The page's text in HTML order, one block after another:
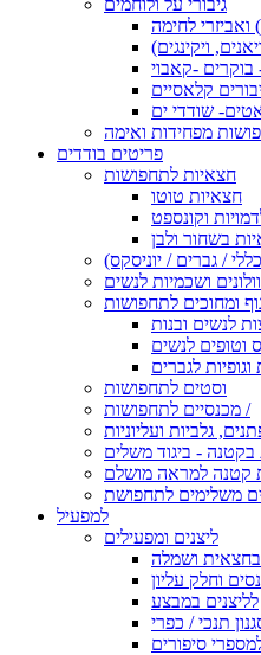
גיבורי על ולוחמים
ואביזרי לחימה
ויקינגים)
-קאבוי
קלאסיים
שודדי ים
מפחידות ואימה
פריטים בודדים
חצאיות לתחפושות
חצאיות טוטו
וקונספט
בשחור ולבן
/ גברים / יוניסקס)
ושכמיות לנשים
ומחוכים לתחפושות
לנשים ובנות
וטופים לנשים
וגופיות לגברים
וסטים לתחפושות
מכנסיים לתחפושות /
גלביות ועליוניות
- ביגוד משלים
קטנה למראה מושלם
משלימים לתחפושת
למפעיל
ליצנים ומפעילים
בחצאית ושמלה
וחלק עליון
לליצנים במבצע
תנכי / כפרי
סיפורים